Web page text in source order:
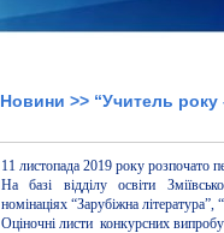
Новини >> “Учитель року
11 листопада 2019 року розпочато
На базі відділу освіти
номінаціях “Зарубіжна література”,
Оціночні листи конкурсних